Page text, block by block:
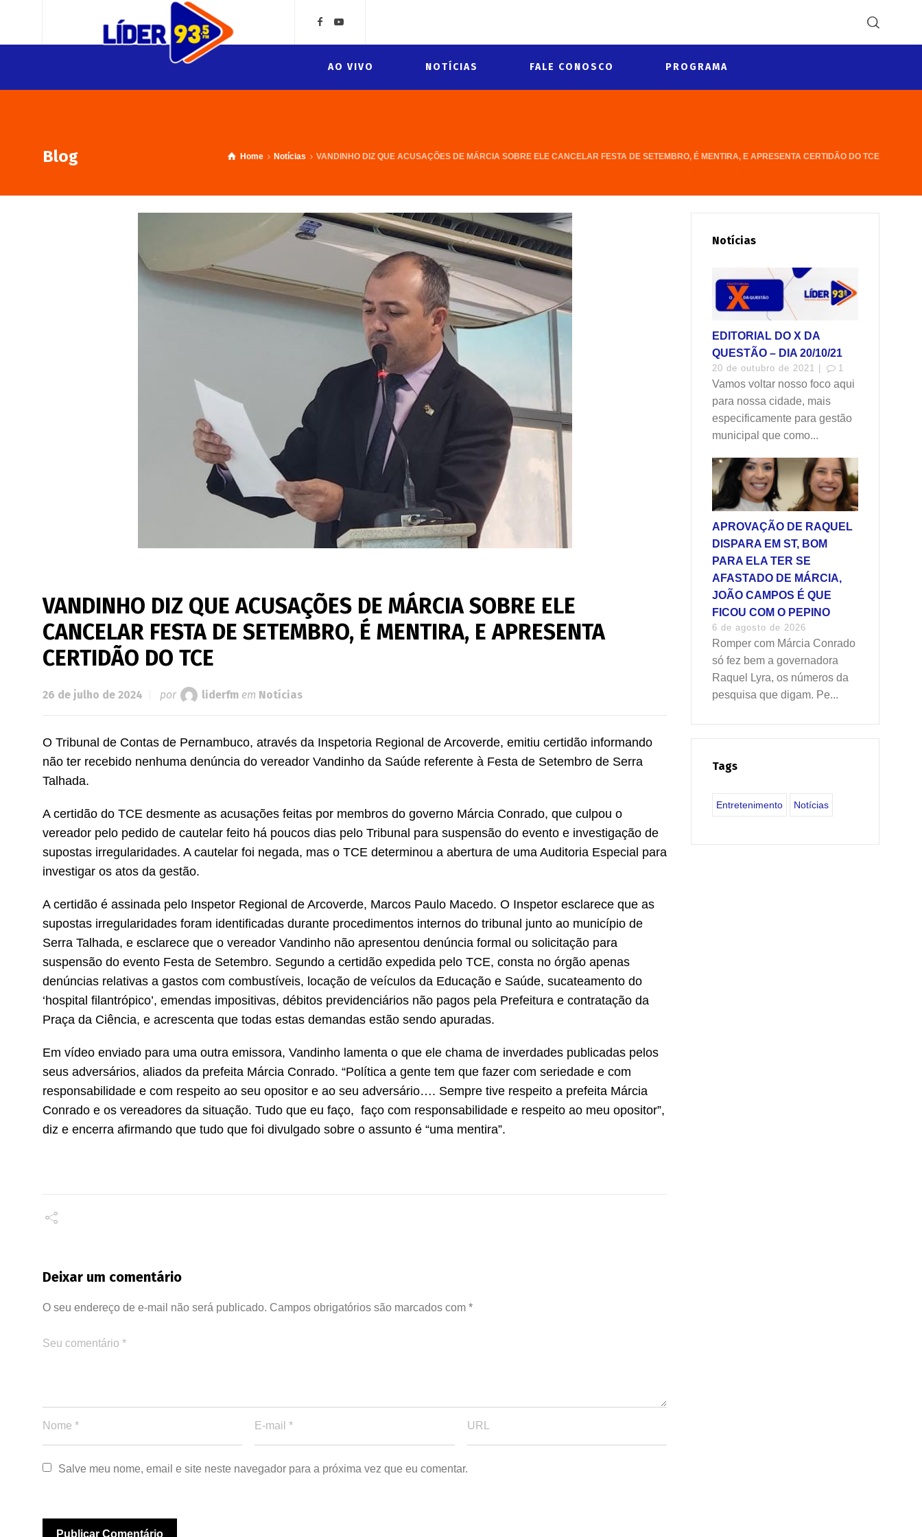
AO VIVO NOTÍCIAS FALE CONOSCO PROGRAMA
Blog Home Notícias VANDINHO DIZ QUE ACUSAÇÕES DE MÁRCIA SOBRE ELE CANCELAR FESTA DE SETEMBRO, É MENTIRA, E APRESENTA CERTIDÃO DO TCE
VANDINHO DIZ QUE ACUSAÇÕES DE MÁRCIA SOBRE ELE
CANCELAR FESTA DE SETEMBRO, É MENTIRA, E APRESENTA
CERTIDÃO DO TCE
26 de julho de 2024 por liderfm em Notícias
O Tribunal de Contas de Pernambuco, através da Inspetoria Regional de Arcoverde, emitiu certidão informando
não ter recebido nenhuma denúncia do vereador Vandinho da Saúde referente à Festa de Setembro de Serra
Talhada.
A certidão do TCE desmente as acusações feitas por membros do governo Márcia Conrado, que culpou o
vereador pelo pedido de cautelar feito há poucos dias pelo Tribunal para suspensão do evento e investigação de
supostas irregularidades. A cautelar foi negada, mas o TCE determinou a abertura de uma Auditoria Especial para
investigar os atos da gestão.
A certidão é assinada pelo Inspetor Regional de Arcoverde, Marcos Paulo Macedo. O Inspetor esclarece que as
supostas irregularidades foram identificadas durante procedimentos internos do tribunal junto ao município de
Serra Talhada, e esclarece que o vereador Vandinho não apresentou denúncia formal ou solicitação para
suspensão do evento Festa de Setembro. Segundo a certidão expedida pelo TCE, consta no órgão apenas
denúncias relativas a gastos com combustíveis, locação de veículos da Educação e Saúde, sucateamento do
‘hospital filantrópico’, emendas impositivas, débitos previdenciários não pagos pela Prefeitura e contratação da
Praça da Ciência, e acrescenta que todas estas demandas estão sendo apuradas.
Em vídeo enviado para uma outra emissora, Vandinho lamenta o que ele chama de inverdades publicadas pelos
seus adversários, aliados da prefeita Márcia Conrado. “Política a gente tem que fazer com seriedade e com
responsabilidade e com respeito ao seu opositor e ao seu adversário…. Sempre tive respeito a prefeita Márcia
Conrado e os vereadores da situação. Tudo que eu faço, faço com responsabilidade e respeito ao meu opositor”,
diz e encerra afirmando que tudo que foi divulgado sobre o assunto é “uma mentira”.
Deixar um comentário
O seu endereço de e-mail não será publicado. Campos obrigatórios são marcados com *
Salve meu nome, email e site neste navegador para a próxima vez que eu comentar.
Notícias
EDITORIAL DO X DA
QUESTÃO – DIA 20/10/21
20 de outubro de 2021 | 1
Vamos voltar nosso foco aqui
para nossa cidade, mais
especificamente para gestão
municipal que como...
APROVAÇÃO DE RAQUEL
DISPARA EM ST, BOM
PARA ELA TER SE
AFASTADO DE MÁRCIA,
JOÃO CAMPOS É QUE
FICOU COM O PEPINO
6 de agosto de 2026
Romper com Márcia Conrado
só fez bem a governadora
Raquel Lyra, os números da
pesquisa que digam. Pe...
Tags
Entretenimento Notícias